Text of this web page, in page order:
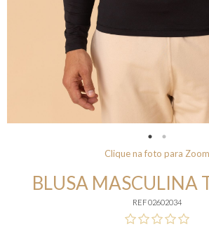
Clique na foto para Zoom
BLUSA MASCULINA
REF 02602034